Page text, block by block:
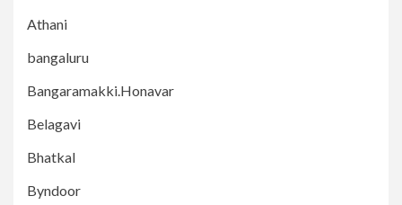
Athani
bangaluru
Bangaramakki.Honavar
Belagavi
Bhatkal
Byndoor